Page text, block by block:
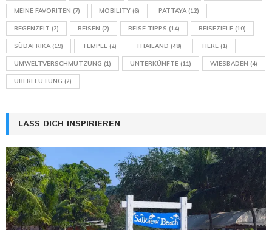
MEINE FAVORITEN (7) MOBILITY (6) PATTAYA(12)
REGENZEIT (2) REISEN (2) REISE TIPPS (14) REISEZIELE (10)
SÜDAFRIKA(19) TEMPEL (2) THAILAND (48) TIERE (1)
UMWELTVERSCHMUTZUNG (1) UNTERKÜNFTE (11) WIESBADEN (4)
ÜBERFLUTUNG (2)
LASS DICH INSPIRIEREN